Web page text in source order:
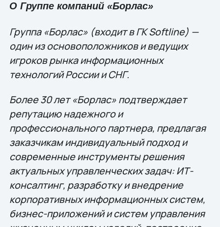
О Группе компаний «Борлас»
Группа «Борлас» (входит в ГК Softline) —
один из основоположников и ведущих
игроков рынка информационных
технологий России и СНГ.
Более 30 лет «Борлас» подтверждает
репутацию надежного и
профессионального партнера, предлагая
заказчикам индивидуальный подход и
современные инструменты решения
актуальных управленческих задач: ИТ-
консалтинг, разработку и внедрение
корпоративных информационных систем,
бизнес-приложений и систем управления